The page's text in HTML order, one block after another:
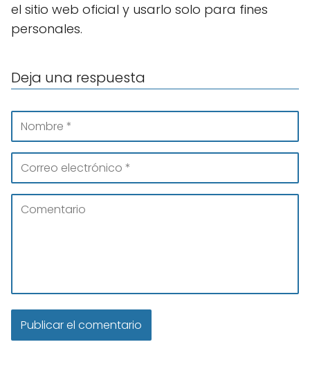
el sitio web oficial y usarlo solo para fines
personales.
Deja una respuesta